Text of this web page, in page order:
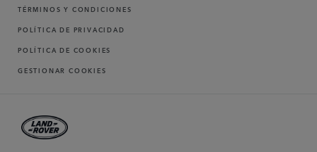
TÉRMINOS Y CONDICIONES
POLÍTICA DE PRIVACIDAD
POLÍTICA DE COOKIES
GESTIONAR COOKIES